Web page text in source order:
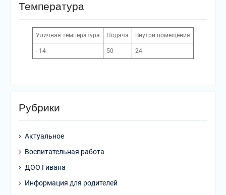
Температура
Уличная температура Подача Внутри помещения
- 14 50 24
Рубрики
Актуальное
Воспитательная работа
ДОО Гивана
Информация для родителей